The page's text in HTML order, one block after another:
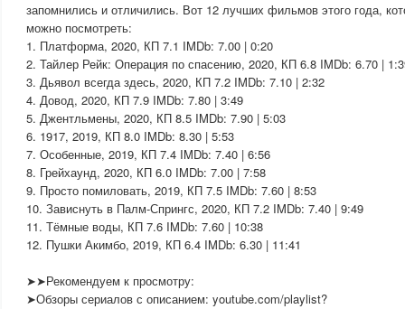
запомнились и отличились. Вот 12 лучших фильмов этого года,
можно посмотреть:
1. Платформа, 2020, КП 7.1 IMDb: 7.00 | 0:20
2. Тайлер Рейк: Операция по спасению, 2020, КП 6.8 IMDb: 6.70 |
3. Дьявол всегда здесь, 2020, КП 7.2 IMDb: 7.10 | 2:32
4. Довод, 2020, КП 7.9 IMDb: 7.80 | 3:49
5. Джентльмены, 2020, КП 8.5 IMDb: 7.90 | 5:03
6. 1917, 2019, КП 8.0 IMDb: 8.30 | 5:53
7. Особенные, 2019, КП 7.4 IMDb: 7.40 | 6:56
8. Грейхаунд, 2020, КП 6.0 IMDb: 7.00 | 7:58
9. Просто помиловать, 2019, КП 7.5 IMDb: 7.60 | 8:53
10. Зависнуть в Палм-Спрингс, 2020, КП 7.2 IMDb: 7.40 | 9:49
11. Тёмные воды, КП 7.6 IMDb: 7.60 | 10:38
12. Пушки Акимбо, 2019, КП 6.4 IMDb: 6.30 | 11:41
➤➤Рекомендуем к просмотру:
➤Обзоры сериалов с описанием: youtube.com/playlist?